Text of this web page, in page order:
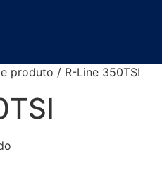
produto / R-Line 350TSI